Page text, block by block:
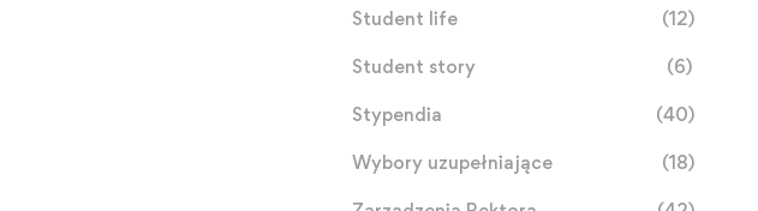
Student life (12)
Student story (6)
Stypendia (40)
Wybory uzupełniające (18)